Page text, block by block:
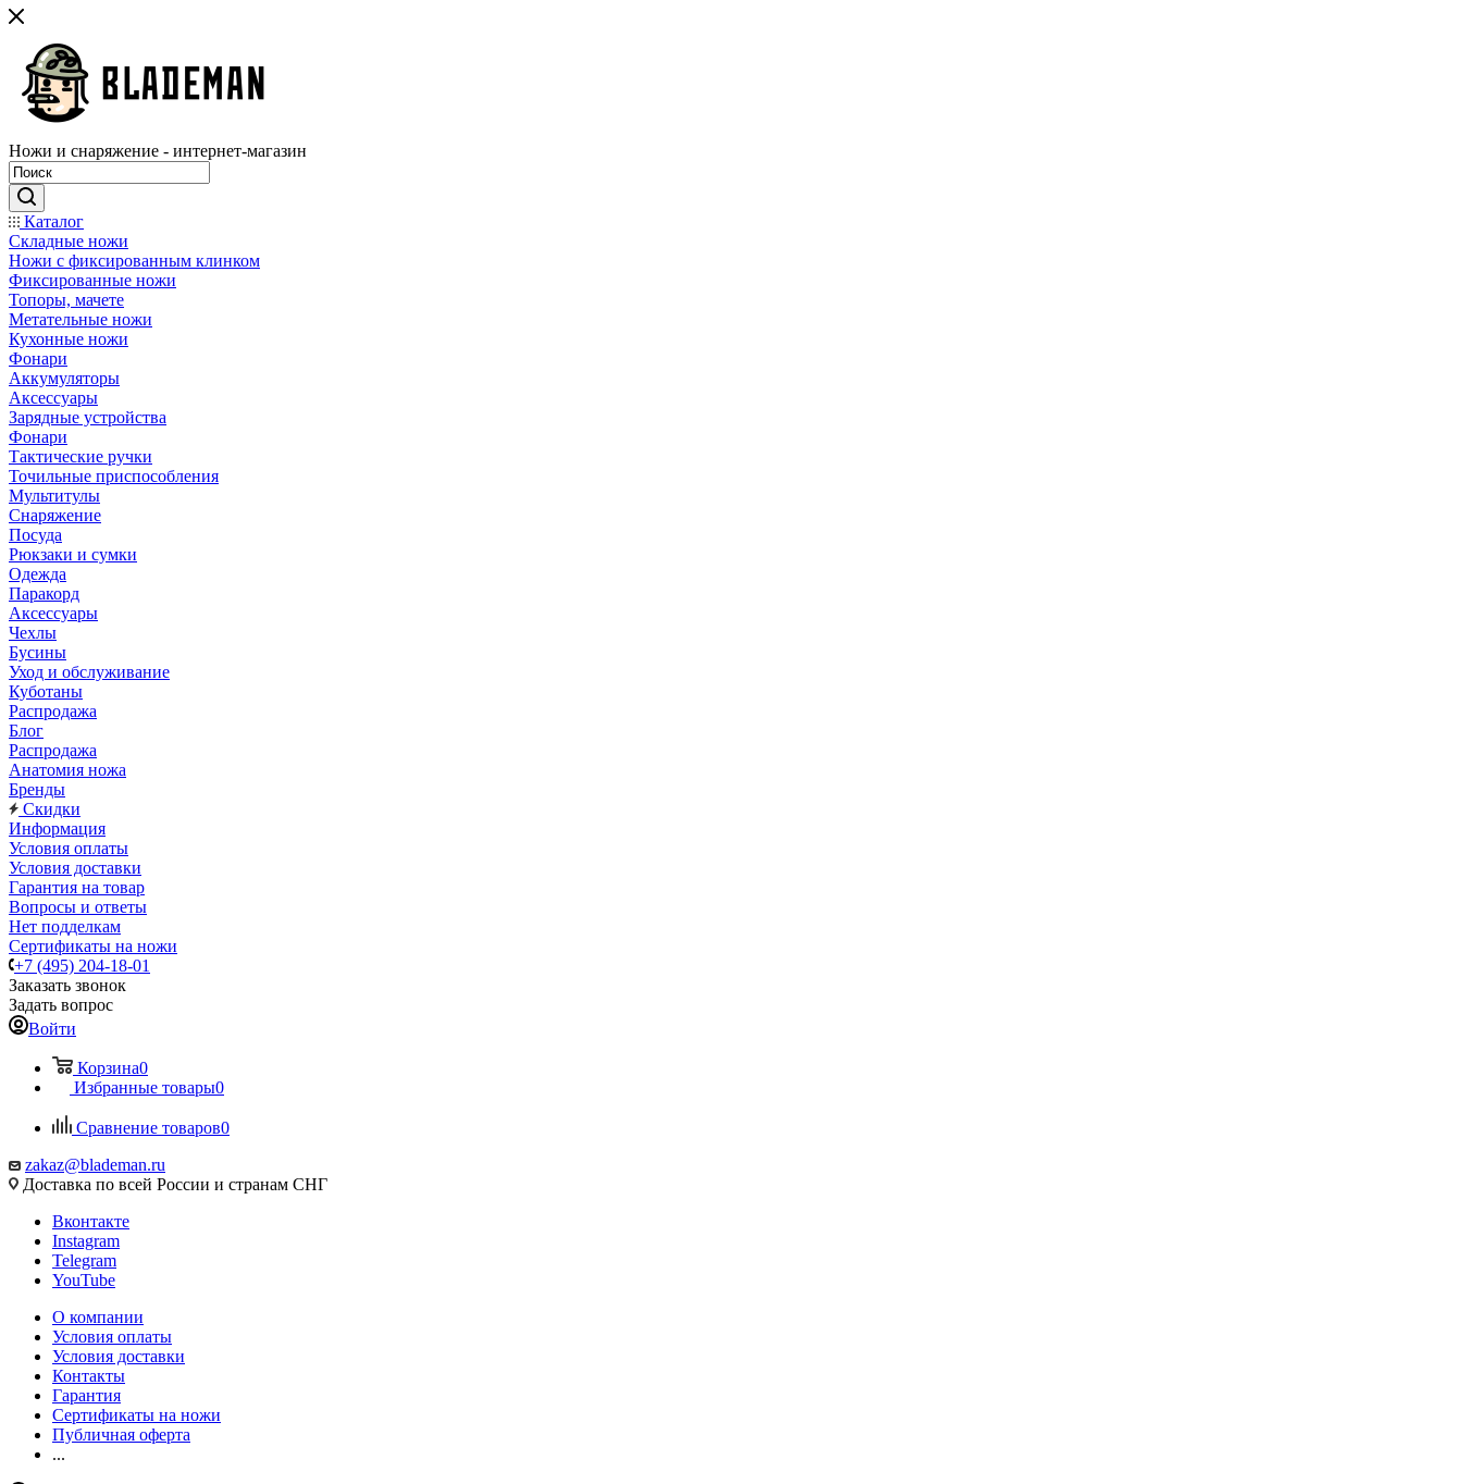
Ножи и снаряжение - интернет-магазин
Каталог
Складные ножи
Ножи с фиксированным клинком
Фиксированные ножи
Топоры, мачете
Метательные ножи
Кухонные ножи
Фонари
Аккумуляторы
Аксессуары
Зарядные устройства
Фонари
Тактические ручки
Точильные приспособления
Мультитулы
Снаряжение
Посуда
Рюкзаки и сумки
Одежда
Паракорд
Аксессуары
Чехлы
Бусины
Уход и обслуживание
Куботаны
Распродажа
Блог
Распродажа
Анатомия ножа
Бренды
Скидки
Информация
Условия оплаты
Условия доставки
Гарантия на товар
Вопросы и ответы
Нет подделкам
Сертификаты на ножи
+7 (495) 204-18-01
Заказать звонок
Задать вопрос
Войти
Корзина0
Избранные товары0
Сравнение товаров0
zakaz@blademan.ru
Доставка по всей России и странам СНГ
Вконтакте
Instagram
Telegram
YouTube
О компании
Условия оплаты
Условия доставки
Контакты
Гарантия
Сертификаты на ножи
Публичная оферта
...